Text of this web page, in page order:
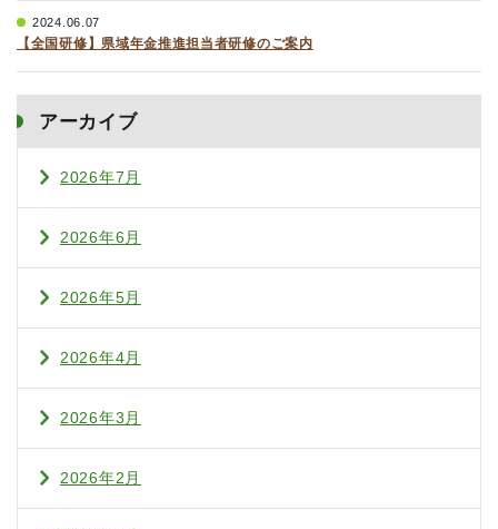
2024.06.07
【全国研修】県域年金推進担当者研修のご案内
アーカイブ
2026年7月
2026年6月
2026年5月
2026年4月
2026年3月
2026年2月